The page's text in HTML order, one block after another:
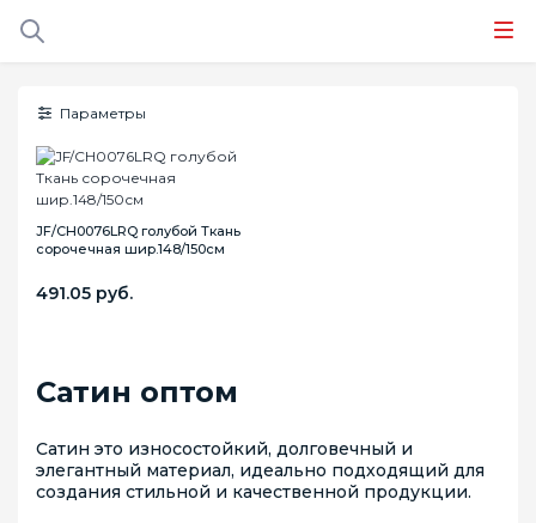
Параметры
JF/CH0076LRQ голубой Ткань
сорочечная шир.148/150см
491.05 руб.
Сатин оптом
Сатин это износостойкий, долговечный и
элегантный материал, идеально подходящий для
создания стильной и качественной продукции.